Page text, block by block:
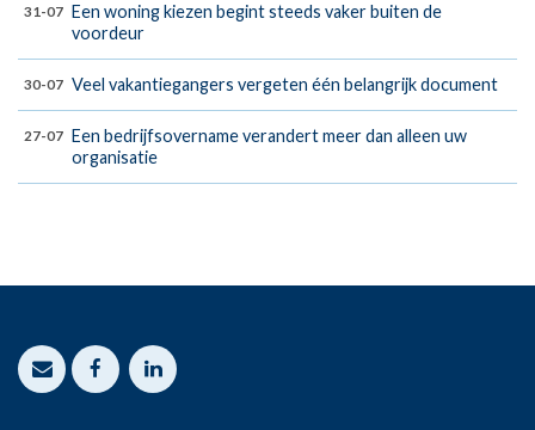
31-07 Een woning kiezen begint steeds vaker buiten de
voordeur
30-07 Veel vakantiegangers vergeten één belangrijk document
27-07 Een bedrijfsovername verandert meer dan alleen uw
organisatie